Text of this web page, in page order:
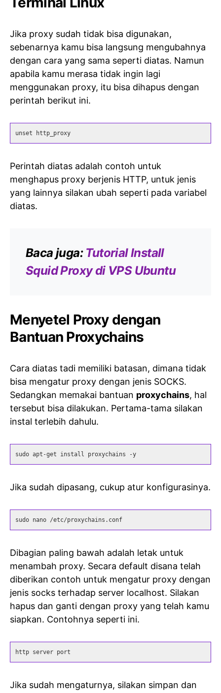
Jika proxy sudah tidak bisa digunakan,
sebenarnya kamu bisa langsung mengubahnya
dengan cara yang sama seperti diatas. Namun
apabila kamu merasa tidak ingin lagi
menggunakan proxy, itu bisa dihapus dengan
perintah berikut ini.
unset http_proxy
Perintah diatas adalah contoh untuk
menghapus proxy berjenis HTTP, untuk jenis
yang lainnya silakan ubah seperti pada variabel
diatas.
Baca juga: Tutorial Install
Squid Proxy di VPS Ubuntu
Menyetel Proxy dengan
Bantuan Proxychains
Cara diatas tadi memiliki batasan, dimana tidak
bisa mengatur proxy dengan jenis SOCKS.
Sedangkan memakai bantuan proxychains, hal
tersebut bisa dilakukan. Pertama-tama silakan
instal terlebih dahulu.
sudo apt-get install proxychains -y
Jika sudah dipasang, cukup atur konfigurasinya.
sudo nano /etc/proxychains.conf
Dibagian paling bawah adalah letak untuk
menambah proxy. Secara default disana telah
diberikan contoh untuk mengatur proxy dengan
jenis socks terhadap server localhost. Silakan
hapus dan ganti dengan proxy yang telah kamu
siapkan. Contohnya seperti ini.
http server port
Jika sudah mengaturnya, silakan simpan dan